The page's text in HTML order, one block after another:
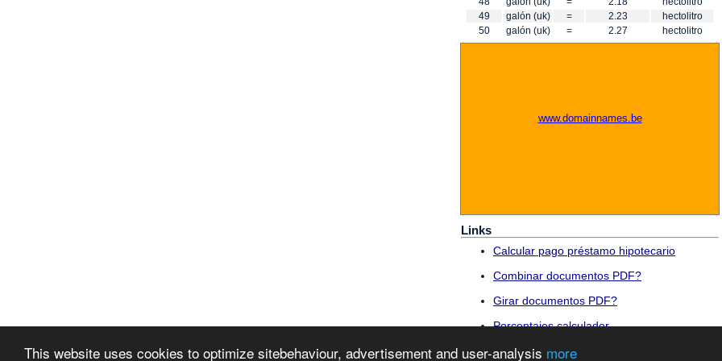
This website uses cookies to optimize sitebehaviour, advertisement and user-analysis more
49
galón (uk) = 2.23
hectolitro
50
galón (uk) = 2.27 hectolitro
www.domainnames.be
Links
Calcular pago préstamo hipotecario
Combinar documentos PDF?
Girar documentos PDF?
Porcentajes calculador